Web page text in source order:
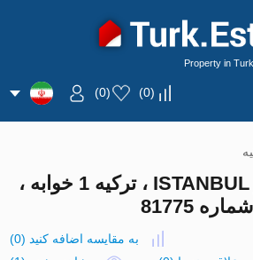
Property in
(
0
)
(
0
)
آپارتمان در ISTANBUL ، ترکیه 1 خوابه ،
به مقایسه اضافه کنید (
0
)